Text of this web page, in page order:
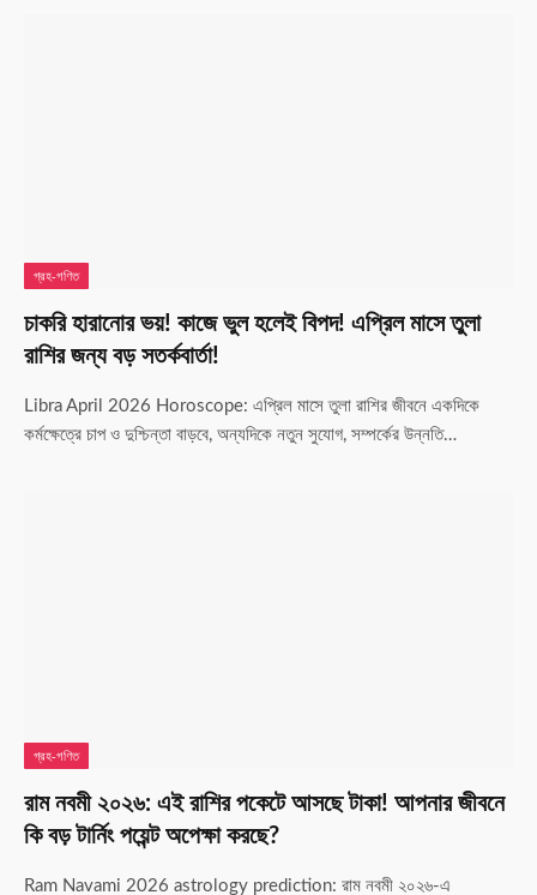
গ্রহ-গণিত
চাকরি হারানোর ভয়! কাজে ভুল হলেই বিপদ! এপ্রিল মাসে তুলা
রাশির জন্য বড় সতর্কবার্তা!
Libra April 2026 Horoscope: এপ্রিল মাসে তুলা রাশির জীবনে একদিকে
কর্মক্ষেত্রে চাপ ও দুশ্চিন্তা বাড়বে, অন্যদিকে নতুন সুযোগ, সম্পর্কের উন্নতি…
গ্রহ-গণিত
রাম নবমী ২০২৬: এই রাশির পকেটে আসছে টাকা! আপনার জীবনে
কি বড় টার্নিং পয়েন্ট অপেক্ষা করছে?
Ram Navami 2026 astrology prediction: রাম নবমী ২০২৬-এ